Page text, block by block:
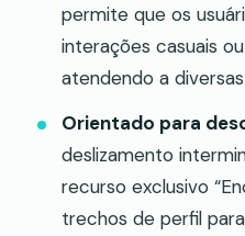
permite que os
interações casuais
atendendo a
Orientado para
deslizamento
recurso exclusivo
trechos de perfil